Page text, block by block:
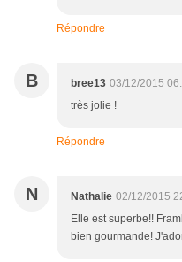
Répondre
B bree13 03/12/2015
très jolie !
Répondre
N Nathalie 02/12/2015
Elle est superbe!!
bien gourmande!